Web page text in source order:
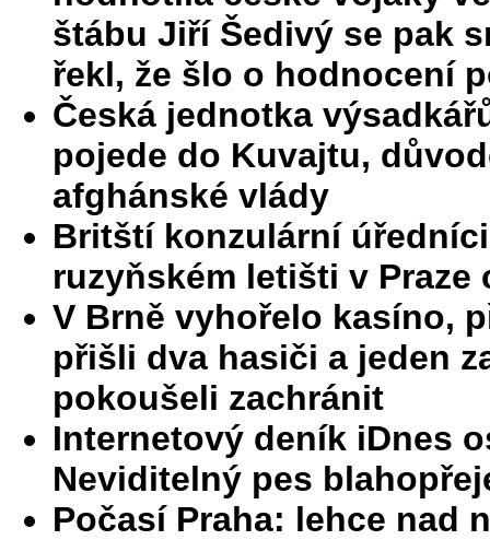
štábu Jiří Šedivý se pak
řekl, že šlo o hodnocení
Česká jednotka
pojede do Kuvajtu,
afghánské vlády
Britští konzulární
ruzyňském letišti v
V Brně vyhořelo kasíno,
přišli dva hasiči a jeden
pokoušeli zachránit
Internetový deník iDnes
Neviditelný pes
Počasí Praha: lehce nad